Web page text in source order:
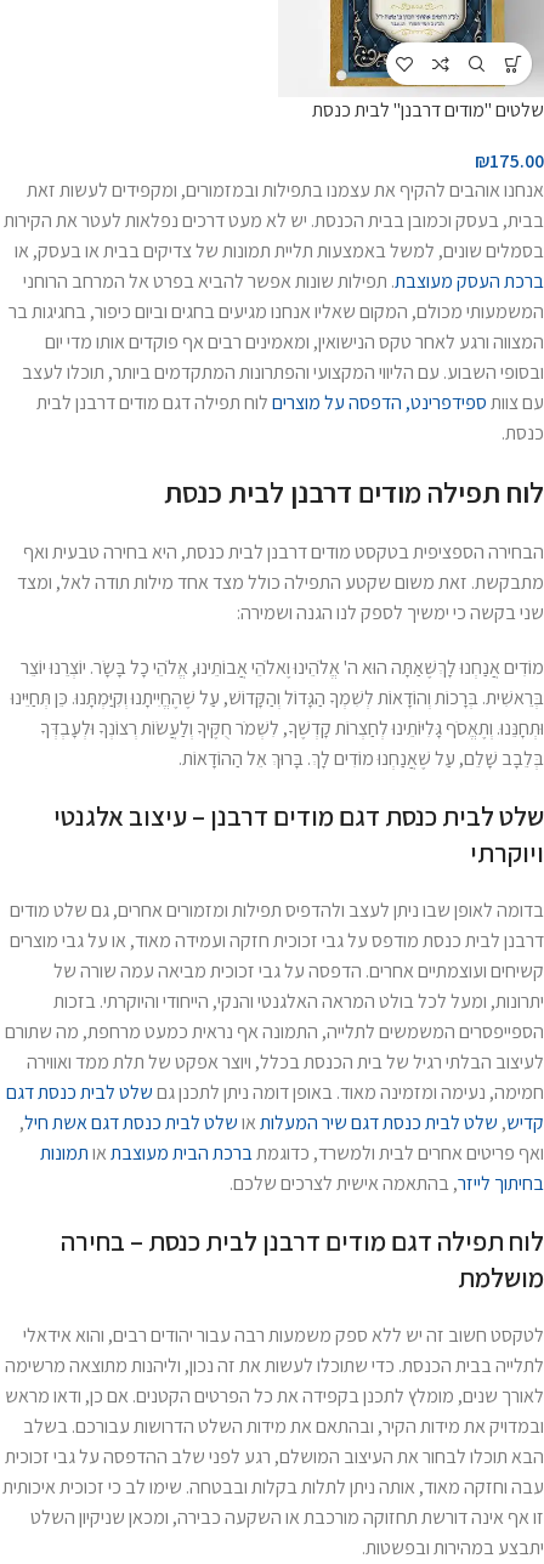
שלטים "מודים דרבנן" לבית כנסת
₪175.00
אנחנו אוהבים להקיף את עצמנו בתפילות ובמזמורים, ומקפידים לעשות זאת
בבית, בעסק וכמובן בבית הכנסת. יש לא מעט דרכים נפלאות לעטר את הקירות
בסמלים שונים, למשל באמצעות תליית תמונות של צדיקים בבית או בעסק, או
ברכת העסק מעוצבת. תפילות שונות אפשר להביא בפרט אל המרחב הרוחני
המשמעותי מכולם, המקום שאליו אנחנו מגיעים בחגים וביום כיפור, בחגיגות בר
המצווה ורגע לאחר טקס הנישואין, ומאמינים רבים אף פוקדים אותו מדי יום
ובסופי השבוע. עם הליווי המקצועי והפתרונות המתקדמים ביותר, תוכלו לעצב
עם צוותספידפרינט, הדפסה על מוצריםלוח תפילה דגם מודים דרבנן לבית
כנסת.
לוח תפילה מודים דרבנן לבית כנסת
הבחירה הספציפית בטקסט מודים דרבנן לבית כנסת, היא בחירה טבעית ואף
מתבקשת. זאת משום שקטע התפילה כולל מצד אחד מילות תודה לאל, ומצד
שני בקשה כי ימשיך לספק לנו הגנה ושמירה:
מוֹדִים אֲנַחְנוּ לָךְשֶׁאַתָּה הוּא ה' אֱלֹהֵינוּ וֶאלֹהֵי אֲבוֹתֵינוּ, אֱלֹהֵי כָל בָּשָׂר. יוֹצְרֵנוּ יוֹצֵר
בְּרֵאשִׁית. בְּרָכוֹת וְהוֹדָאוֹת לְשִׁמְךָ הַגָּדוֹל וְהַקָּדוֹשׁ, עַל שֶׁהֶחֱיִיתָנוּ וְקִיַּמְתָּנוּ. כֵּן תְּחַיֵּינוּ
וּתְחָנֵּנוּ. וְתֶאֱסֹף גָּלִיּוֹתֵינוּ לְחַצְרוֹת קָדְשֶׁךָ, לִשְׁמֹר חֻקֶּיךָ וְלַעֲשׂוֹת רְצוֹנְךָ וּלְעָבְדְּךָ
בְּלֵבָב שָׁלֵם, עַל שֶׁאֲנַחְנוּ מוֹדִים לָךְ. בָּרוּךְ אֵל הַהוֹדָאוֹת.
שלט לבית כנסת דגם מודים דרבנן – עיצוב אלגנטי
ויוקרתי
בדומה לאופן שבו ניתן לעצב ולהדפיס תפילות ומזמורים אחרים, גם שלט מודים
דרבנן לבית כנסת מודפס על גבי זכוכית חזקה ועמידה מאוד, או על גבי מוצרים
קשיחים ועוצמתיים אחרים. הדפסה על גבי זכוכית מביאה עמה שורה של
יתרונות, ומעל לכל בולט המראה האלגנטי והנקי, הייחודי והיוקרתי. בזכות
הספייפסרים המשמשים לתלייה, התמונה אף נראית כמעט מרחפת, מה שתורם
לעיצוב הבלתי רגיל של בית הכנסת בכלל, ויוצר אפקט של תלת ממד ואווירה
חמימה, נעימה ומזמינה מאוד. באופן דומה ניתן לתכנן גםשלט לבית כנסת דגם
קדיש, שלט לבית כנסת דגם שיר המעלותאושלט לבית כנסת דגם אשת חיל,
ואף פריטים אחרים לבית ולמשרד, כדוגמתברכת הבית מעוצבתאותמונות
בחיתוך לייזר, בהתאמה אישית לצרכים שלכם.
לוח תפילה דגם מודים דרבנן לבית כנסת – בחירה
מושלמת
לטקסט חשוב זה יש ללא ספק משמעות רבה עבור יהודים רבים, והוא אידאלי
לתלייה בבית הכנסת. כדי שתוכלו לעשות את זה נכון, וליהנות מתוצאה מרשימה
לאורך שנים, מומלץ לתכנן בקפידה את כל הפרטים הקטנים. אם כן, ודאו מראש
ובמדויק את מידות הקיר, ובהתאם את מידות השלט הדרושות עבורכם. בשלב
הבא תוכלו לבחור את העיצוב המושלם, רגע לפני שלב ההדפסה על גבי זכוכית
עבה וחזקה מאוד, אותה ניתן לתלות בקלות ובבטחה. שימו לב כי זכוכית איכותית
זו אף אינה דורשת תחזוקה מורכבת או השקעה כבירה, ומכאן שניקיון השלט
יתבצע במהירות ובפשטות.